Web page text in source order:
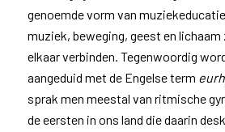
genoemde vorm van
muziek, beweging, geest en
elkaar verbinden. Tegenwoordig
aangeduid met de Engelse term
sprak men meestal van ritmische
de eersten in ons land die daarin